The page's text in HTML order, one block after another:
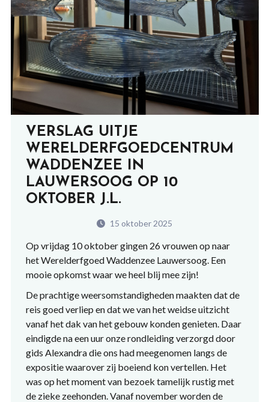
VERSLAG UITJE
WERELDERFGOEDCENTRUM
WADDENZEE IN
LAUWERSOOG OP 10
OKTOBER J.L.
15 oktober 2025
Op vrijdag 10 oktober gingen 26 vrouwen op naar
het Werelderfgoed Waddenzee Lauwersoog. Een
mooie opkomst waar we heel blij mee zijn!
De prachtige weersomstandigheden maakten dat de
reis goed verliep en dat we van het weidse uitzicht
vanaf het dak van het gebouw konden genieten. Daar
eindigde na een uur onze rondleiding verzorgd door
gids Alexandra die ons had meegenomen langs de
expositie waarover zij boeiend kon vertellen. Het
was op het moment van bezoek tamelijk rustig met
de zieke zeehonden. Vanaf november worden de